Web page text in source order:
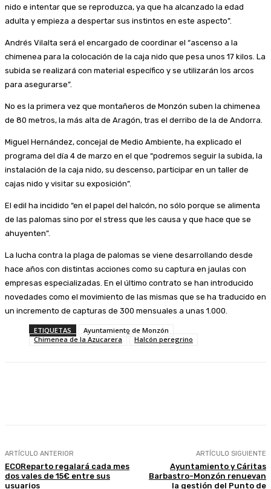
nido e intentar que se reproduzca, ya que ha alcanzado la edad
adulta y empieza a despertar sus instintos en este aspecto”.
Andrés Vilalta será el encargado de coordinar el “ascenso a la
chimenea para la colocación de la caja nido que pesa unos 17 kilos. La
subida se realizará con material específico y se utilizarán los arcos
para asegurarse”.
No es la primera vez que montañeros de Monzón suben la chimenea
de 80 metros, la más alta de Aragón, tras el derribo de la de Andorra.
Miguel Hernández, concejal de Medio Ambiente, ha explicado el
programa del día 4 de marzo en el que “podremos seguir la subida, la
instalación de la caja nido, su descenso, participar en un taller de
cajas nido y visitar su exposición”.
El edil ha incidido “en el papel del halcón, no sólo porque se alimenta
de las palomas sino por el stress que les causa y que hace que se
ahuyenten”.
La lucha contra la plaga de palomas se viene desarrollando desde
hace años con distintas acciones como su captura en jaulas con
empresas especializadas. En el último contrato se han introducido
novedades como el movimiento de las mismas que se ha traducido en
un incremento de capturas de 300 mensuales a unas 1.000.
ETIQUETAS
Ayuntamiento de Monzón
Chimenea de la Azucarera
Halcón peregrino
ARTÍCULO ANTERIOR
ECOReparto regalará cada mes
dos vales de 15€ entre sus
usuarios
ARTÍCULO SIGUIENTE
Ayuntamiento y Cáritas
Barbastro-Monzón renuevan
la gestión del Punto de